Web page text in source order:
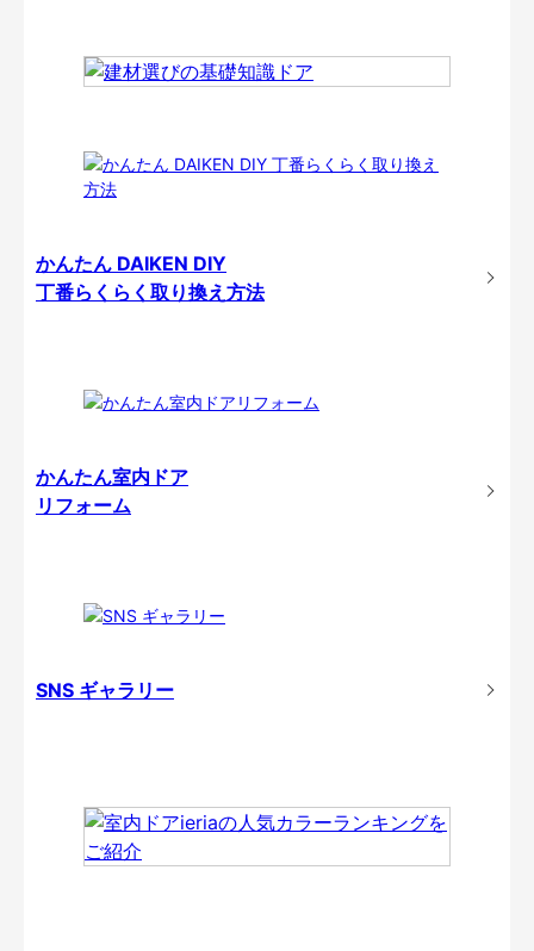
かんたん DAIKEN DIY
丁番らくらく取り換え方法
かんたん室内ドア
リフォーム
SNS ギャラリー